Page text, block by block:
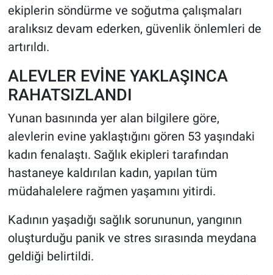
ekiplerin söndürme ve soğutma çalışmaları
aralıksız devam ederken, güvenlik önlemleri de
artırıldı.
ALEVLER EVİNE YAKLAŞINCA
RAHATSIZLANDI
Yunan basınında yer alan bilgilere göre,
alevlerin evine yaklaştığını gören 53 yaşındaki
kadın fenalaştı. Sağlık ekipleri tarafından
hastaneye kaldırılan kadın, yapılan tüm
müdahalelere rağmen yaşamını yitirdi.
Kadının yaşadığı sağlık sorununun, yangının
oluşturduğu panik ve stres sırasında meydana
geldiği belirtildi.